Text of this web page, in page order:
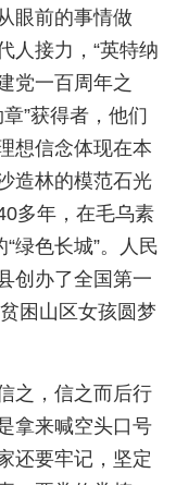
眼前的事情做
人接力，“英特纳
党一百周年之
”获得者，他们
想信念体现在本
造林的模范石光
多年，在毛乌素
绿色长城”。人民
创办了全国第一
困山区女孩圆梦
之，信之而后行
拿来喊空头口号
还要牢记，坚定